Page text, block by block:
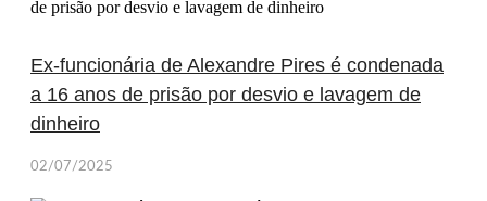
Ex-funcionária de Alexandre Pires é condenada
a 16 anos de prisão por desvio e lavagem de
dinheiro
02/07/2025